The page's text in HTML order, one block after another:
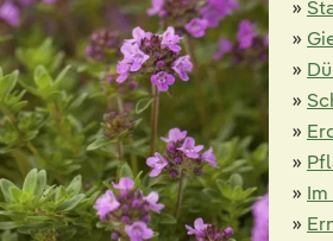
»
»
»
»
»
»
»
»